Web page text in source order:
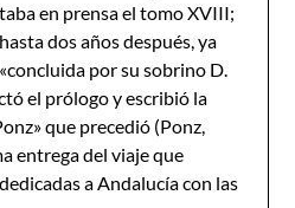
en prensa el tomo XVIII;
dos años después, ya
por su sobrino D.
el prólogo y escribió la
que precedió (Ponz,
entrega del viaje que
a Andalucía con las